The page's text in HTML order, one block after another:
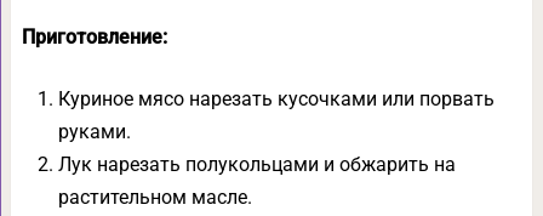
Приготовление:
Куриное мясо нарезать кусочками или порвать
руками.
Лук нарезать полукольцами и обжарить на
растительном масле.